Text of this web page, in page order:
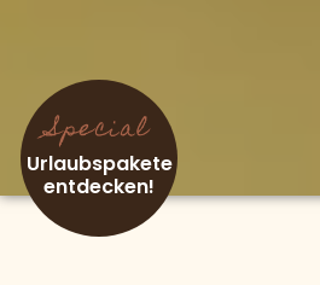
Special
Urlaubspakete
entdecken!